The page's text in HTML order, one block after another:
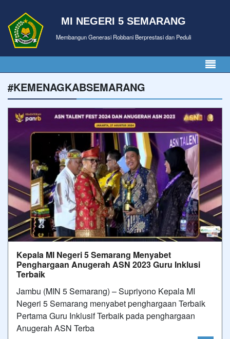
MI NEGERI 5 SEMARANG
Membangun Generasi Robbani Berprestasi dan Peduli
#KEMENAGKABSEMARANG
Kepala MI Negeri 5 Semarang Menyabet
Penghargaan Anugerah ASN 2023 Guru Inklusi
Terbaik
Jambu (MIN 5 Semarang) – Supriyono Kepala MI
Negeri 5 Semarang menyabet penghargaan Terbaik
Pertama Guru Inklusif Terbaik pada penghargaan
Anugerah ASN Terba